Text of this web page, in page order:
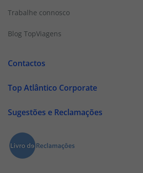
Trabalhe connosco
Blog TopViagens
Contactos
Top Atlântico Corporate
Sugestões e Reclamações